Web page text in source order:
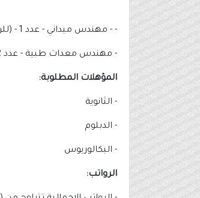
- - ⁠مهندس ميداني - عدد 1 - (للرجال)
- مهندس معدات طبية - عدد 2 - (للرجال والنساء)
المؤهلات المطلوبة:
- الثانوية
- الدبلوم
- البكالوريوس
الرواتب: